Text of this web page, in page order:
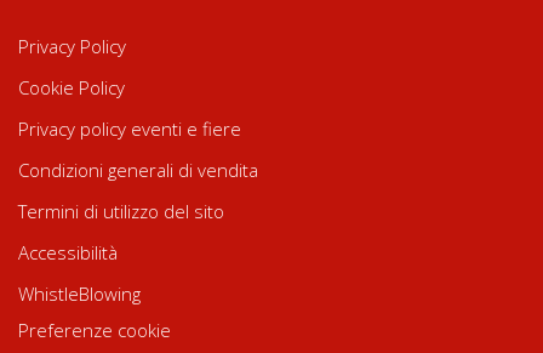
Privacy Policy
Cookie Policy
Privacy policy eventi e fiere
Condizioni generali di vendita
Termini di utilizzo del sito
Accessibilità
WhistleBlowing
Preferenze cookie